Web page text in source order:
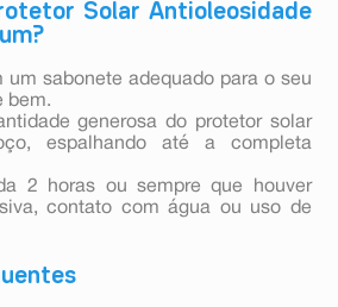
Solar Antioleosidade
um sabonete adequado para o seu
bem.
generosa do protetor solar
espalhando até a completa
2 horas ou sempre que houver
contato com água ou uso de